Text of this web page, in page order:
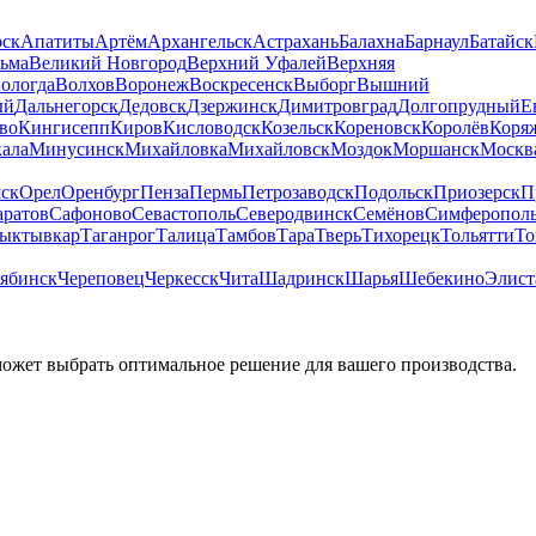
АпатитыАртёмАрхангельскАстраханьБалахнаБарнаулБатайск
Великий НовгородВерхний УфалейВерхняя
ВолховВоронежВоскресенскВыборгВышний
ДальнегорскДедовскДзержинскДимитровградДолгопрудный
КингисеппКировКисловодскКозельскКореновскКоролёв
МинусинскМихайловкаМихайловскМоздокМоршанск
ОрелОренбургПензаПермьПетрозаводскПодольскПриозерск
СафоновоСевастопольСеверодвинскСемёнов
ТаганрогТалицаТамбовТараТверьТихорецкТольятти
ЧереповецЧеркесскЧитаШадринскШарьяШебекино
выбрать оптимальное решение для вашего производства.